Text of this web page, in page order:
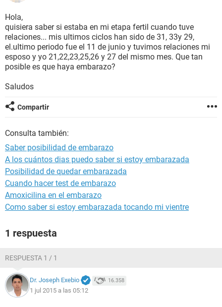
BIENESTAR
SEXUALIDAD
GLOSARIO
Hola,
quisiera saber si estaba en mi etapa fertil cuando tuve
relaciones... mis ultimos ciclos han sido de 31, 33y 29,
el.ultimo periodo fue el 11 de junio y tuvimos relaciones mi
esposo y yo 21,22,23,25,26 y 27 del mismo mes. Que tan
posible es que haya embarazo?
Saludos
Compartir
Consulta también:
Saber posibilidad de embarazo
A los cuántos dias puedo saber si estoy embarazada
Posibilidad de quedar embarazada
Cuando hacer test de embarazo
Amoxicilina en el embarazo
Como saber si estoy embarazada tocando mi vientre
1 respuesta
RESPUESTA 1 / 1
Dr. Joseph Exebio 16.358
1 jul 2015 a las 05:12